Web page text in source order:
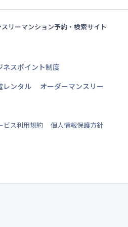
リーマンション予約・検索サイト
ネスポイント制度
レンタル
オーダーマンスリー
ビス利用規約
個人情報保護方針